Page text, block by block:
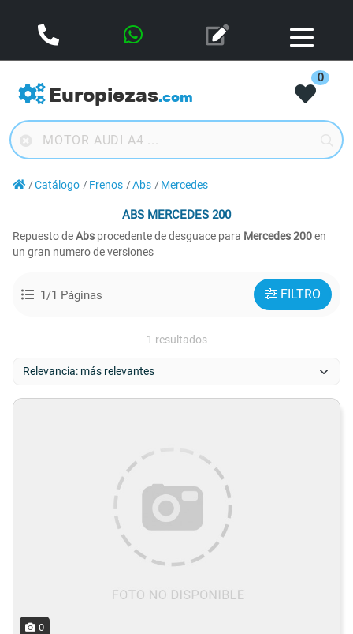
Europiezas.com
0
Catálogo Frenos Abs Mercedes
ABS MERCEDES 200
Repuesto deAbs procedente de desguace para Mercedes 200en
un gran numero de versiones
1/1 Páginas FILTRO
1 resultados
0